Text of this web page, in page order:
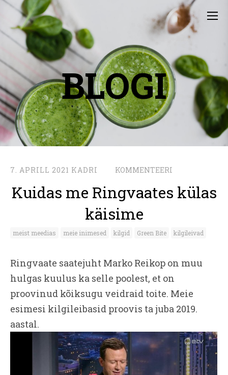
BLOGI
7. APRILL 2021 KADRI KOMMENTEERI
Kuidas me Ringvaates külas
käisime
meist meedias meie inimesed kilgid Green Bite kilgileivad
Ringvaate saatejuht Marko Reikop on muu
hulgas kuulus ka selle poolest, et on
proovinud kõiksugu veidraid toite. Meie
esimesi kilgileibasid proovis ta juba 2019.
aastal.